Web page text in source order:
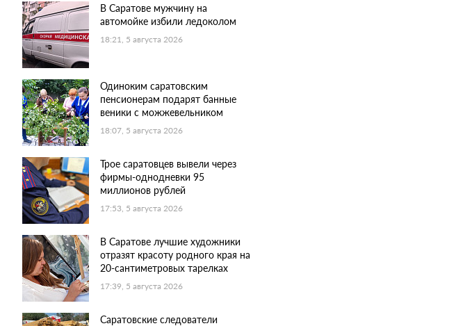
В Саратове мужчину на
автомойке избили ледоколом
18:21, 5 августа 2026
Одиноким саратовским
пенсионерам подарят банные
веники с можжевельником
18:07, 5 августа 2026
Трое саратовцев вывели через
фирмы-однодневки 95
миллионов рублей
17:53, 5 августа 2026
В Саратове лучшие художники
отразят красоту родного края на
20-сантиметровых тарелках
17:39, 5 августа 2026
Саратовские следователи